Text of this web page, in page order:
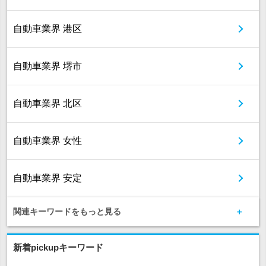
自動車業界 港区
自動車業界 堺市
自動車業界 北区
自動車業界 女性
自動車業界 安定
関連キーワードをもっと見る
新着pickupキーワード